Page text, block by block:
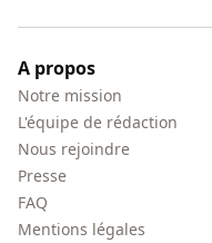
A propos
Notre mission
L'équipe de rédaction
Nous rejoindre
Presse
FAQ
Mentions légales